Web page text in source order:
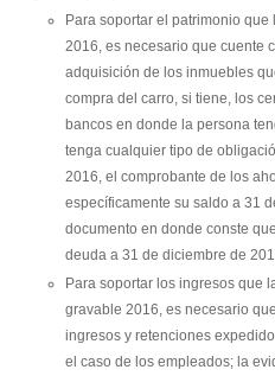
Para soportar el patrimonio
2016, es necesario que cuente
adquisición de los inmuebles
compra del carro, si tiene, los
bancos en donde la persona
tenga cualquier tipo de
2016, el comprobante de los
específicamente su saldo a 31
documento en donde conste
deuda a 31 de diciembre de
Para soportar los ingresos que
gravable 2016, es necesario
ingresos y retenciones
el caso de los empleados; la